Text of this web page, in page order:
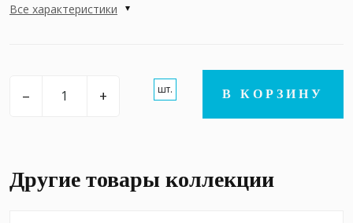
Все характеристики
– + шт. В КОРЗИНУ
Другие товары коллекции